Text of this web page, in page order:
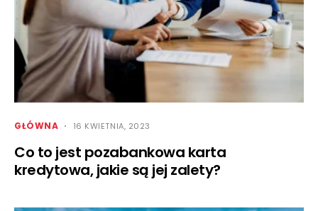
GŁÓWNA 16 KWIETNIA, 2023
Co to jest pozabankowa karta
kredytowa, jakie są jej zalety?